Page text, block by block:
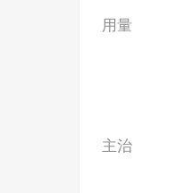
用量
主治